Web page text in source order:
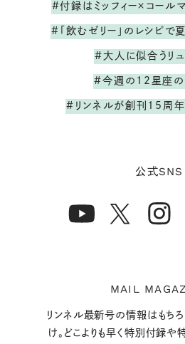
#付録はミッフィー×コール
#「飲むゼリー」のレシピで
#大人に似合うリュ
#今週の12星座の
#リンネルが創刊15周年
公式SNS
MAIL
リンネル最新号の情報はもち
け。どこよりも早く特別付録や